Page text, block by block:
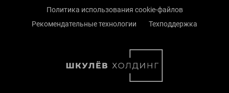
Политика использования cookie-файлов
Рекомендательные технологии
Техподдержка